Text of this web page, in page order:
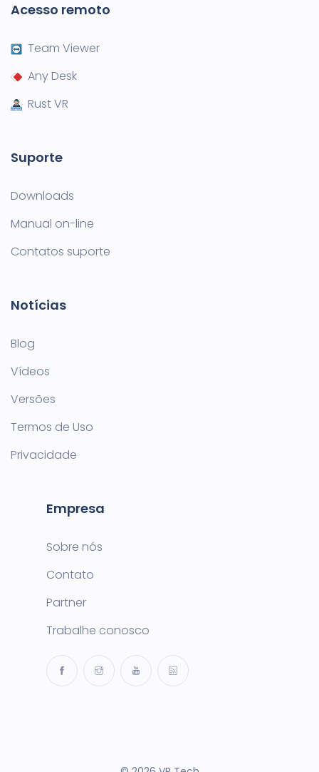
Acesso remoto
Team Viewer
Any Desk
Rust VR
Suporte
Downloads
Manual on-line
Contatos suporte
Notícias
Blog
Vídeos
Versões
Termos de Uso
Privacidade
Empresa
Sobre nós
Contato
Partner
Trabalhe conosco